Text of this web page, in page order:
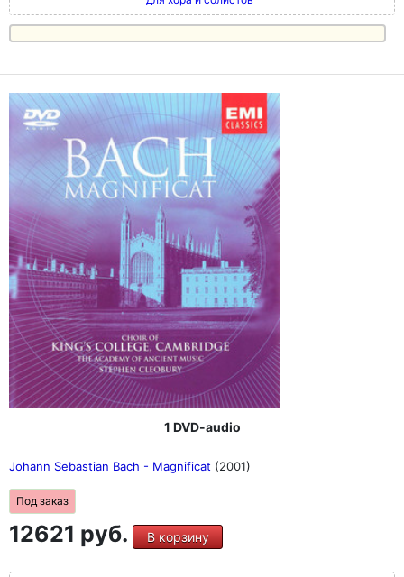
1 DVD-audio
Johann Sebastian Bach - Magnificat (2001)
Под заказ
12621 руб. В корзину